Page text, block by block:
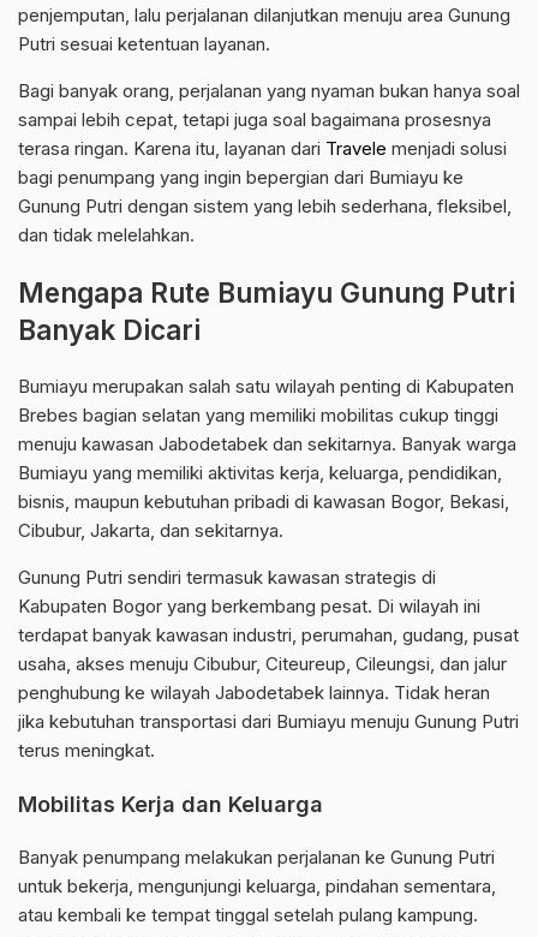
penjemputan, lalu perjalanan dilanjutkan menuju area Gunung
Putri sesuai ketentuan layanan.
Bagi banyak orang, perjalanan yang nyaman bukan hanya soal
sampai lebih cepat, tetapi juga soal bagaimana prosesnya
terasa ringan. Karena itu, layanan dari Travele menjadi solusi
bagi penumpang yang ingin bepergian dari Bumiayu ke
Gunung Putri dengan sistem yang lebih sederhana, fleksibel,
dan tidak melelahkan.
Mengapa Rute Bumiayu Gunung Putri
Banyak Dicari
Bumiayu merupakan salah satu wilayah penting di Kabupaten
Brebes bagian selatan yang memiliki mobilitas cukup tinggi
menuju kawasan Jabodetabek dan sekitarnya. Banyak warga
Bumiayu yang memiliki aktivitas kerja, keluarga, pendidikan,
bisnis, maupun kebutuhan pribadi di kawasan Bogor, Bekasi,
Cibubur, Jakarta, dan sekitarnya.
Gunung Putri sendiri termasuk kawasan strategis di
Kabupaten Bogor yang berkembang pesat. Di wilayah ini
terdapat banyak kawasan industri, perumahan, gudang, pusat
usaha, akses menuju Cibubur, Citeureup, Cileungsi, dan jalur
penghubung ke wilayah Jabodetabek lainnya. Tidak heran
jika kebutuhan transportasi dari Bumiayu menuju Gunung Putri
terus meningkat.
Mobilitas Kerja dan Keluarga
Banyak penumpang melakukan perjalanan ke Gunung Putri
untuk bekerja, mengunjungi keluarga, pindahan sementara,
atau kembali ke tempat tinggal setelah pulang kampung.